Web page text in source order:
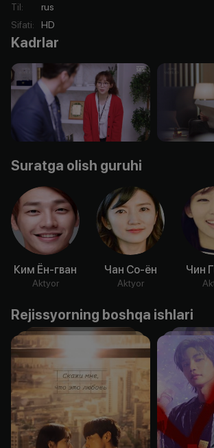
Til:
rus
Sifati: HD
Kadrlar
Suratga olish guruhi
Ким Ён-гван
Aktyor
Чан Со-ён
Aktyor
Чин
Rejissyorning boshqa ishlari